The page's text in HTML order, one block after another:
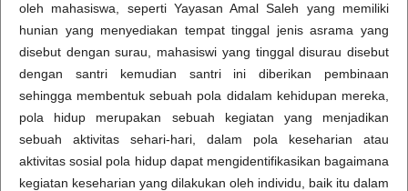
oleh mahasiswa, seperti Yayasan Amal Saleh yang memiliki
hunian yang menyediakan tempat tinggal jenis asrama yang
disebut dengan surau, mahasiswi yang tinggal disurau disebut
dengan santri kemudian santri ini diberikan pembinaan
sehingga membentuk sebuah pola didalam kehidupan mereka,
pola hidup merupakan sebuah kegiatan yang menjadikan
sebuah aktivitas sehari-hari, dalam pola keseharian atau
aktivitas sosial pola hidup dapat mengidentifikasikan bagaimana
kegiatan keseharian yang dilakukan oleh individu, baik itu dalam